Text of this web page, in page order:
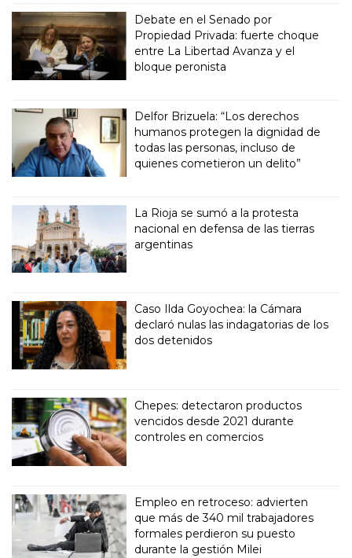
Debate en el Senado por
Propiedad Privada: fuerte choque
entre La Libertad Avanza y el
bloque peronista
Delfor Brizuela: “Los derechos
humanos protegen la dignidad de
todas las personas, incluso de
quienes cometieron un delito”
La Rioja se sumó a la protesta
nacional en defensa de las tierras
argentinas
Caso Ilda Goyochea: la Cámara
declaró nulas las indagatorias de los
dos detenidos
Chepes: detectaron productos
vencidos desde 2021 durante
controles en comercios
Empleo en retroceso: advierten
que más de 340 mil trabajadores
formales perdieron su puesto
durante la gestión Milei